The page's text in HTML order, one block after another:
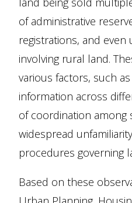
of administrative
registrations, and
involving rural land.
various factors, such
information across
of coordination among
widespread
procedures governing
Based on these